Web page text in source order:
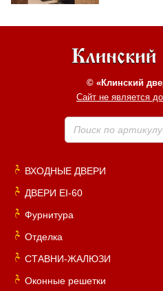
© «Клинский
Сайт не является
Поиск по
ВХОДНЫЕ ДВЕРИ
ДВЕРИ EI-60
Фурнитура
Отделка
СТАВНИ-ЖАЛЮЗИ
Оконные решетки